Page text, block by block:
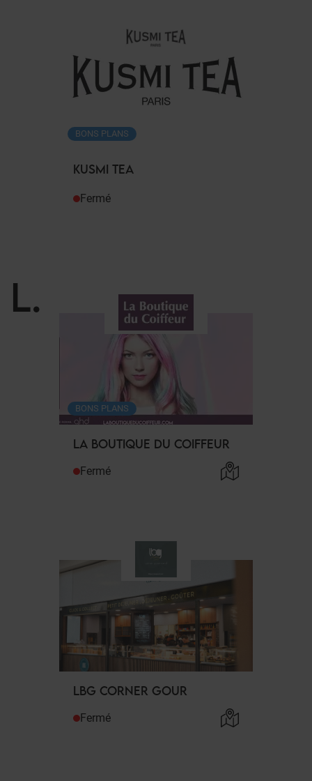
KUSMI TEA
BONS PLANS
Fermé
L.
LA BOUTIQUE DU COIFFEUR
BONS PLANS
Fermé
LBG CORNER GOUR
Fermé